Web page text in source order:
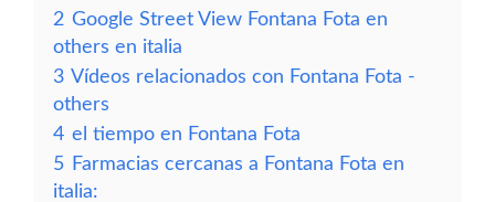
2 Google Street View Fontana Fota en
others en italia
3 Vídeos relacionados con Fontana Fota -
others
4 el tiempo en Fontana Fota
5 Farmacias cercanas a Fontana Fota en
italia: